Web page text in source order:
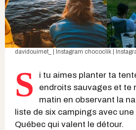
davidouimet_ | Instagram chococlik |
S
i tu aimes planter ta
endroits sauvages et te
matin en observant la
liste de six campings avec une
Québec qui valent le détour.